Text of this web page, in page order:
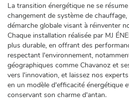
La transition énergétique ne se
changement de système de
démarche globale visant à réinventer
Chaque installation réalisée par MJ
plus durable, en offrant des
respectant l'environnement,
géographiques comme Chavanoz et
vers l'innovation, et laissez nos
en un modèle d'efficacité énergétique
conservant son charme d'antan.